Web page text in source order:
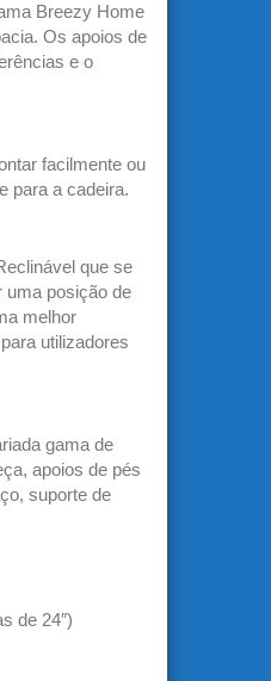
Breezy Home
Os apoios de
e o
facilmente ou
para a cadeira.
que se
uma posição de
melhor
utilizadores
gama de
apoios de pés
suporte de
de 24″)